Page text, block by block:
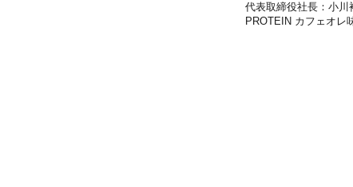
代表取締役社長：小
PROTEIN カフェオレ